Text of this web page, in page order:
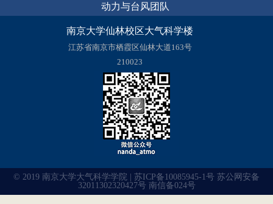
动力与台风团队
南京大学仙林校区大气科学楼
江苏省南京市栖霞区仙林大道163号
210023
© 2019 南京大学大气科学学院 | 苏ICP备10085945-1号 苏公网安备
32011302320427号 南信备024号